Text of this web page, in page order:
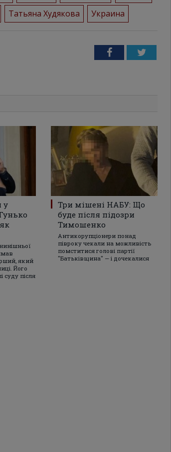
Татьяна Худякова Украина
FacebookTwitter
у
який
Його
суду після
Три мішені НАБУ: Що
буде після підозри
Тимошенко
Антикорупціонери понад
півроку чекали на можливість
помститися голові партії
"Батьківщина" — і дочекалися